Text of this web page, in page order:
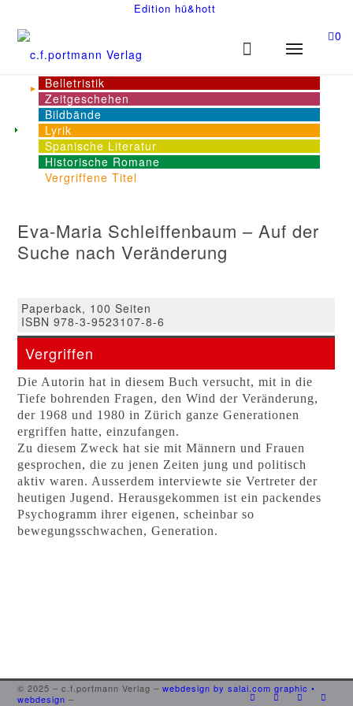
Edition hü&hott
0
Belletristik
Zeitgeschehen
Bildbände
Lyrik
Spanische Literatur
Historische Romane
Vergriffene Titel
Eva-Maria Schleiffenbaum – Auf der
Suche nach Veränderung
Paperback, 100 Seiten
ISBN 978-3-9523107-8-6
Vergriffen
Die Autorin hat in diesem Buch versucht, mit in die
Tiefe bohrenden Fragen, den Wind der Veränderung,
der 1968 und 1980 in Zürich ganze Generationen
ergriffen hatte, einzufangen.
Zu diesem Zweck hat sie mit Männern und Frauen
gesprochen, die zu jenen Zeiten jung und politisch
aktiv waren. Ausserdem interviewte sie Vertreter der
heutigen Jugend. Herausgekommen ist ein packendes
Psychogramm ihrer eigenen, scheinbar so
bewegungsschwachen, Generation.
© 2025 – c.f.portmann Verlag –webdesign by salai.com graphic •
webdesign –